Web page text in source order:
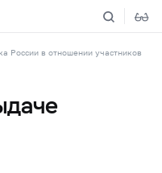
России в отношении участников